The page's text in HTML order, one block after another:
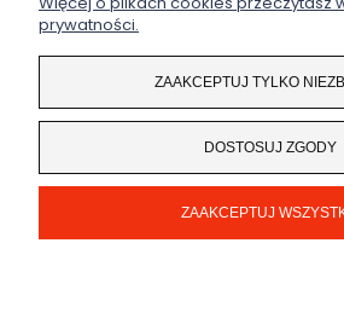
PŁATNOŚCI I
INFORMACJE
Coded by
prywatności.
ZAAKCEPTUJ TYLKO
DOSTOSUJ ZGODY
ZAAKCEPTUJ